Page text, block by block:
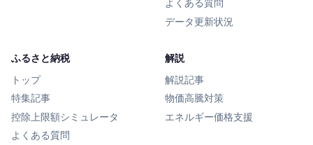
よくある質問
データ更新状況
ふるさと納税
トップ
特集記事
控除上限額シミュレータ
よくある質問
解説
解説記事
物価高騰対策
エネルギー価格支援